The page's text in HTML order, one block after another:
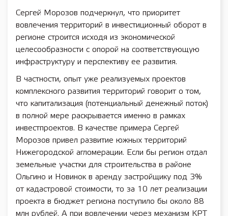
Сергей Морозов подчеркнул, что приоритет
вовлечения территорий в инвестиционный оборот в
регионе строится исходя из экономической
целесообразности с опорой на соответствующую
инфраструктуру и перспективу ее развития.
В частности, опыт уже реализуемых проектов
комплексного развития территорий говорит о том,
что капитализация (потенциальный денежный поток)
в полной мере раскрывается именно в рамках
инвестпроектов. В качестве примера Сергей
Морозов привел развитие южных территорий
Нижегородской агломерации. Если бы регион отдал
земельные участки для строительства в районе
Ольгино и Новинок в аренду застройщику под 3%
от кадастровой стоимости, то за 10 лет реализации
проекта в бюджет региона поступило бы около 88
млн рублей. А при вовлечении через механизм КРТ